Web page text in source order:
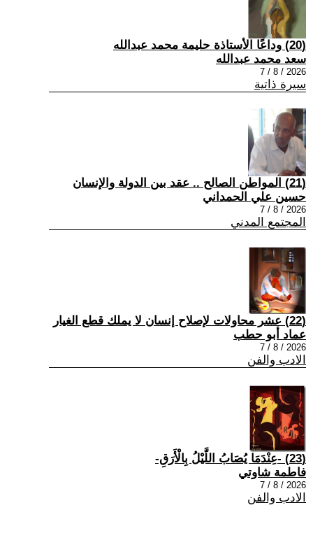
(20) وداعًا الأستاذة حليمة محمد عبدالله
سعد محمد عبدالله
2026 / 8 / 7
سيرة ذاتية
(21) المواطن الصالح .. عقد بين الدولة والإنسان
حسين علي الحمداني
2026 / 8 / 7
المجتمع المدني
(22) عشر محاولات لإصلاح إنسان لا يملك قطع الغيار
عماد أبو حطب
2026 / 8 / 7
الادب والفن
(23) -عِنْدَمَا يُصَابُ اللَّيْلُ بِالْأَرَقِ-
فاطمة شاوتي
2026 / 8 / 7
الادب والفن